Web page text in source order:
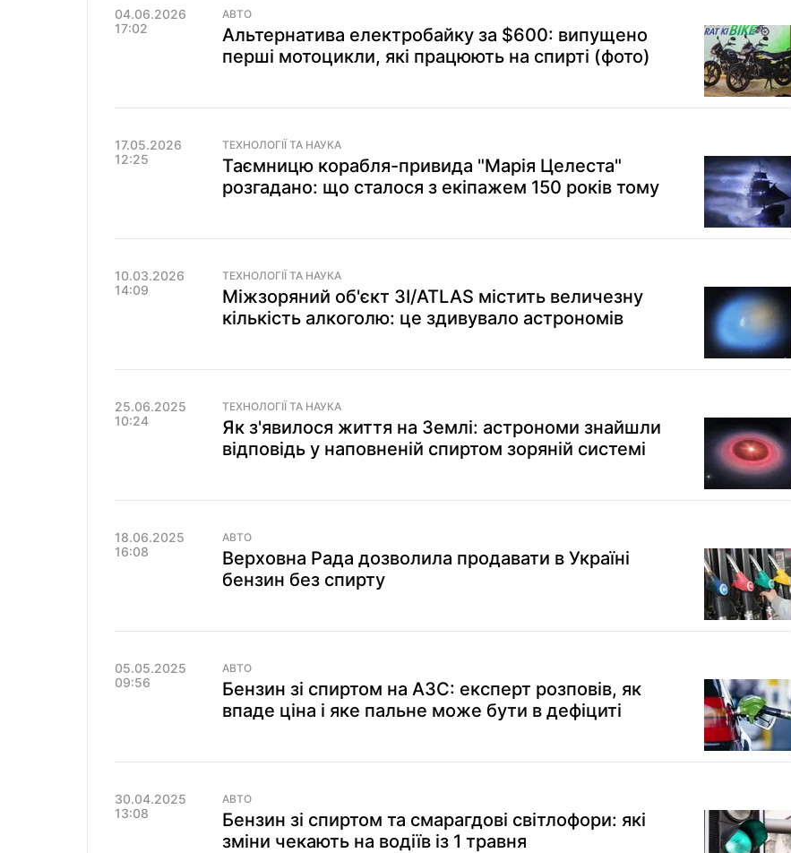
04.06.2026
17:02
АВТО
Альтернатива електробайку за $600: випущено
перші мотоцикли, які працюють на спирті (фото)
17.05.2026
12:25
ТЕХНОЛОГІЇ ТА НАУКА
Таємницю корабля-привида "Марія Целеста"
розгадано: що сталося з екіпажем 150 років тому
10.03.2026
14:09
ТЕХНОЛОГІЇ ТА НАУКА
Міжзоряний об'єкт 3I/ATLAS містить величезну
кількість алкоголю: це здивувало астрономів
25.06.2025
10:24
ТЕХНОЛОГІЇ ТА НАУКА
Як з'явилося життя на Землі: астрономи знайшли
відповідь у наповненій спиртом зоряній системі
18.06.2025
16:08
АВТО
Верховна Рада дозволила продавати в Україні
бензин без спирту
05.05.2025
09:56
АВТО
Бензин зі спиртом на АЗС: експерт розповів, як
впаде ціна і яке пальне може бути в дефіциті
30.04.2025
13:08
АВТО
Бензин зі спиртом та смарагдові світлофори: які
зміни чекають на водіїв із 1 травня